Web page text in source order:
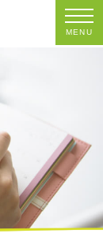
MENU